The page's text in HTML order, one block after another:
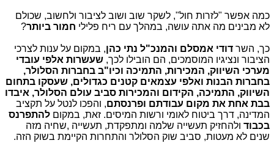
כמה אפשר "לזרות חול", לשקר שוב ושוב לציבור ולחשוב, שכולם
לא מבינים מה אתה עושה, במהלך עם ריח פלילי חמור ביותר?
כך, השר דודי אמסלם והמנכ"ל נתי כהן, במקום על ענות לצרכי
הציבור ונציגיו המוסמכים, הם הובילו לכך, שעשרות אלפי עובדי
מערכי השיווק, המכירות, התמיכה וכיו"ב בחברות הסלולר,
בחברות הבנות ואלפי עצמאים קטנים כגדולים, שעסקו בתחום
השיווק, התמיכה, הקידום והמכירות סביב עולם הסלולר, איבדו
בבת אחת את מקום עבודתם ופרנסתם, והפכו לנטל על תקציב
המדינה, דרך ביטוח לאומי ורשות המיסים. זאת, במקום להתפרנס
בכבוד ולהחזיק תעשייה שלמה ומתפקדת, תעשייה ,שחיה מזה
שנים לא מעטות, סביב שוק הסלולר והתחרות הקיימת בשוק הזה.